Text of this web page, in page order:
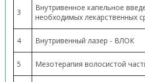
3
Внутривенное капельное
необходимых лекарственных
4 Внутривенный лазер - ВЛОК
5 Мезотерапия волосистой